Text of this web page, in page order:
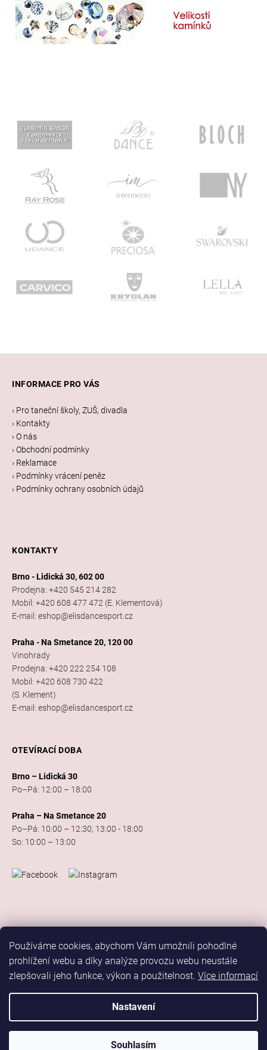
Používáme cookies, abychom Vám umožnili pohodlné
prohlížení webu a díky analýze provozu webu neustále
zlepšovali jeho funkce, výkon a použitelnost. Více informací
Nastavení
Souhlasím
INFORMACE PRO VÁS
› Pro taneční školy, ZUŠ, divadla
› Kontakty
› O nás
› Obchodní podmínky
› Reklamace
› Podmínky vrácení peněz
› Podmínky ochrany osobních údajů
KONTAKTY
Brno - Lidická 30, 602 00
Prodejna: +420 545 214 282
Mobil: +420 608 477 472 (E. Klementová)
E-mail: eshop@elisdancesport.cz
Praha - Na Smetance 20, 120 00
Vinohrady
Prodejna: +420 222 254 108
Mobil: +420 608 730 422
(S. Klement)
E-mail: eshop@elisdancesport.cz
OTEVÍRACÍ DOBA
Brno – Lidická 30
Po–Pá: 12:00 – 18:00
Praha – Na Smetance 20
Po–Pá: 10:00 – 12:30, 13:00 - 18:00
So: 10:00 – 13:00
Vytvořil Shoptet
Elis Dance Sport . Všechna práva vyhrazena.
Upravit nastavení cookiesMarketing